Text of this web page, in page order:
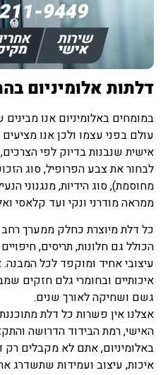
דלתות אלומיניום
במומחים באלומיניום אנו מבינים
עולם בפני עצמו ולכן אנו מציעים
אישית שנבנות בדיוק לפי הצרכים,
לבחור את צבע הפרופיל, סוג
מחוסמת), סוג הידיות, מנגנוני
ממראה מודרני ונקי ועד קלאסי
כל דלת מיוצרת כחלק ממערך רחב
הכולל גם חלונות, תריסים, חיפויים
עיצובי אחיד ומוקפד לכל המבנה.
איכותיים ובחומרי גלם חזקים
גשם ושחיקה לאורך שנים.
אצלנו אין פשרות כל דלת מתוכננת
האישי, רמת הבידוד הדרושה
באלומיניום, אתם לא מקבלים רק
איכות, עיצוב ועמידות שתשדרג את